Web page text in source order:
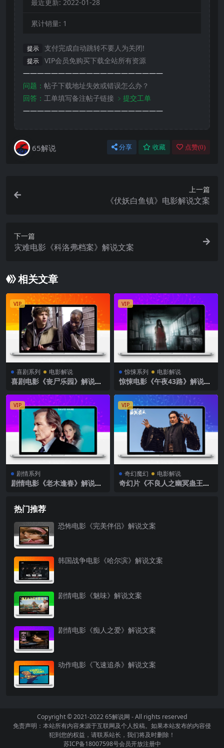
最近更新: 2022-01-28
累计销量: 1
提示 支付完成自动跳转不要人为关闭!
提示
VIP会员免购买下载全站所有资源
————————————————————
问题： 帖子下载地址失效或错误怎么办？
回答： 工单填写备注帖子链接 ﹥提交工单
————————————————————
65解说 分享 收藏 点赞(0)
上一篇
《伏妖白鱼镇》电影解说文案
下一篇
灾难电影《科洛弗档案》解说文案
相关文章
VIP
喜剧系列 电影解说
喜剧电影《丧尸乐园》解说文
VIP
惊悚系列 电影解说
惊悚电影《午夜43路》解说文
VIP
剧情系列
剧情电影《老木逢春》解说文
VIP
奇幻魔幻 电影解说
奇幻片《不良人之幽冥蛊王》
热门推荐
恐怖电影《完美伴侣》解说文案
韩国战争电影《哈尔滨》解说文案
剧情电影《魅味》解说文案
剧情电影《痴人之爱》解说文案
动作电影《飞速追杀》解说文案
Copyright © 2021-202265解说网 - All rights reserved
免责声明：本站所有内容来源于互联网及个人投稿。如果本站发布的内容侵
犯到您的权益，请联系站长，我们将及时删除！
苏ICP备18007598号会员开放注册中